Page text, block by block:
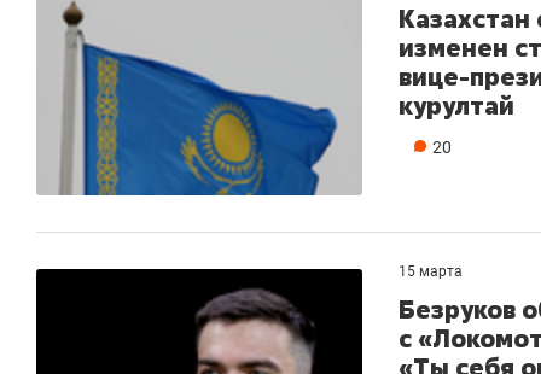
изменен
вице-
курултай
20
15 марта
Безруков
с
«Ты себя